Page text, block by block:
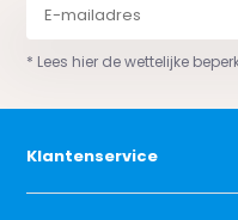
* Lees hier de wettelijke
Klantenservice